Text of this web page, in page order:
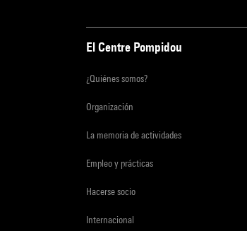
El Centre Pompidou
¿Quiénes somos?
Organización
La memoria de actividades
Empleo y prácticas
Hacerse socio
Internacional